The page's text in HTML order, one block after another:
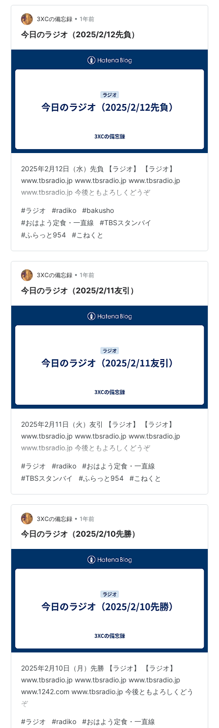
3XCの備忘録 • 1年前
今日のラジオ（2025/2/12先負）
2025年2月12日（水）先負 【ラジオ】 【ラジオ】
www.tbsradio.jp www.tbsradio.jp www.tbsradio.jp
www.tbsradio.jp 今後ともよろしくどうぞ
#ラジオ #radiko #bakusho
#おはよう定食・一直線 #TBSスタンバイ
#ふらっと954 #こねくと
3XCの備忘録 • 1年前
今日のラジオ（2025/2/11友引）
2025年2月11日（火）友引 【ラジオ】 【ラジオ】
www.tbsradio.jp www.tbsradio.jp www.tbsradio.jp
www.tbsradio.jp 今後ともよろしくどうぞ
#ラジオ #radiko #おはよう定食・一直線
#TBSスタンバイ #ふらっと954 #こねくと
3XCの備忘録 • 1年前
今日のラジオ（2025/2/10先勝）
2025年2月10日（月）先勝 【ラジオ】 【ラジオ】
www.tbsradio.jp www.tbsradio.jp www.tbsradio.jp
www.1242.com www.tbsradio.jp 今後ともよろしくどう
ぞ
#ラジオ #radiko #おはよう定食・一直線